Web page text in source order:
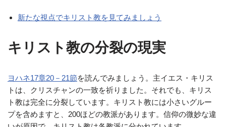
新たな視点でキリスト教を見てみましょう
キリスト教の分裂の現実
ヨハネ17章20－21節を読んでみましょう。主イエス・キリス
トは、クリスチャンの一致を祈りました。それでも、キリス
ト教は完全に分裂しています。キリスト教には小さいグルー
プを含めますと、200ほどの教派があります。信仰の微妙な違